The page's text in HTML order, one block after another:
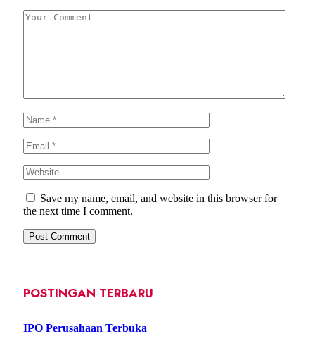
Save my name, email, and website in this browser for
the next time I comment.
POSTINGAN TERBARU
IPO Perusahaan Terbuka